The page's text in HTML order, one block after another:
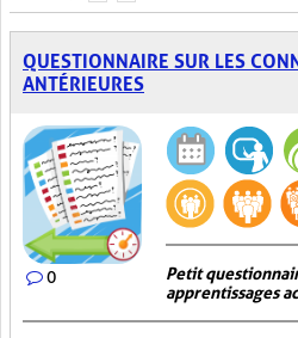
QUESTIONNAIRE SUR LES
ANTÉRIEURES
0
Petit
apprentissages